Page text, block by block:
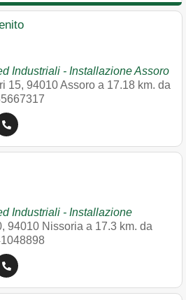
Industriali - Installazione Assoro
15, 94010Assoro a 17.18 km. da
Industriali - Installazione
, 94010 Nissoria a 17.3 km. da